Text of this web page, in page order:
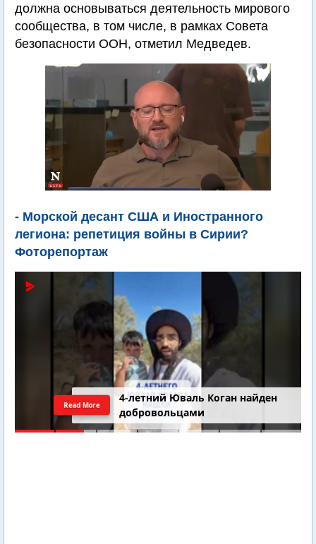
должна основываться деятельность мирового
сообщества, в том числе, в рамках Совета
безопасности ООН, отметил Медведев.
- Морской десант США и Иностранного
легиона: репетиция войны в Сирии?
Фоторепортаж
4-летний Юваль Коган найден
добровольцами
Read More